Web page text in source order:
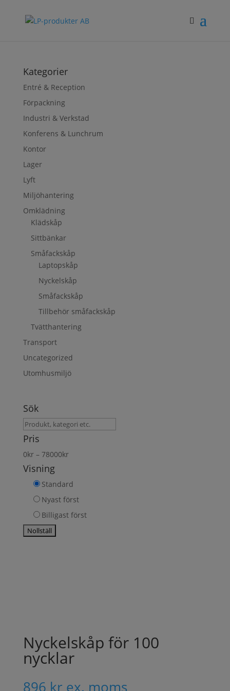
Kategorier
Entré & Reception
Förpackning
Industri & Verkstad
Konferens & Lunchrum
Kontor
Lager
Lyft
Miljöhantering
Omklädning
Klädskåp
Sittbänkar
Småfackskåp
Laptopskåp
Nyckelskåp
Småfackskåp
Tillbehör småfackskåp
Tvätthantering
Transport
Uncategorized
Utomhusmiljö
Sök
Sök
produkt
Pris
0kr– 78000kr
Visning
Standard
Nyast först
Billigast först
Nyckelskåp för 100
nycklar
896 kr ex. moms